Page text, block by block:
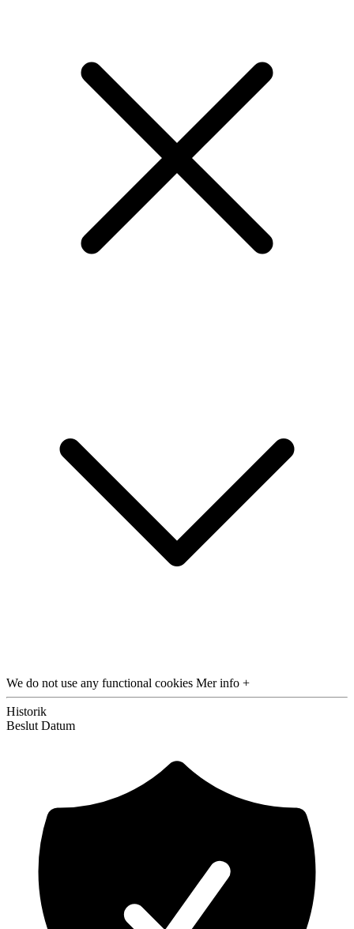
We do not use any functional cookies Mer info +
Historik
Beslut Datum